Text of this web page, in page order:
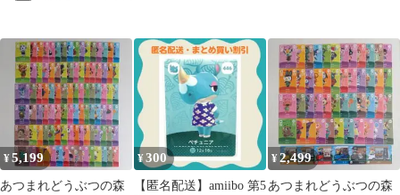
¥5,199
あつまれどうぶつの森
¥300
【匿名配送】amiibo 第5
¥2,499
あつまれどうぶつの森